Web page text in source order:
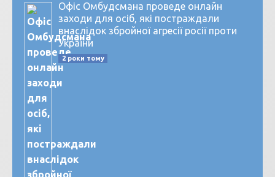
Офіс Омбудсмана проведе онлайн
заходи для осіб, які постраждали
внаслідок збройної агресії росії проти
України
2 роки тому